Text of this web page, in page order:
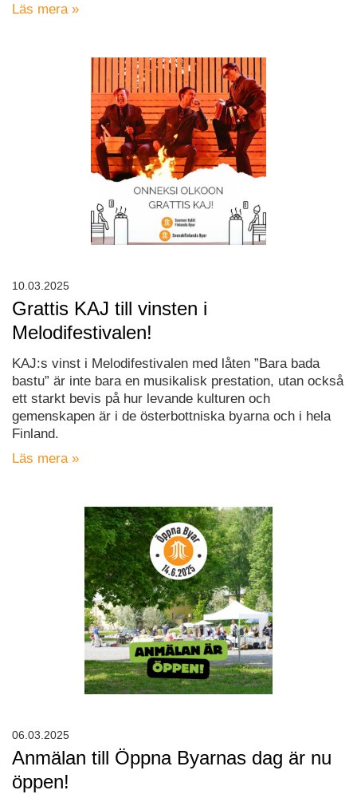
Läs mera »
Grattis KAJ till vinsten i
Melodifestivalen!
KAJ:s vinst i Melodifestivalen med låten ”Bara bada
bastu” är inte bara en musikalisk prestation, utan också
ett starkt bevis på hur levande kulturen och
gemenskapen är i de österbottniska byarna och i hela
Finland.
Läs mera »
10.03.2025
Anmälan till Öppna Byarnas dag är nu
öppen!
06.03.2025